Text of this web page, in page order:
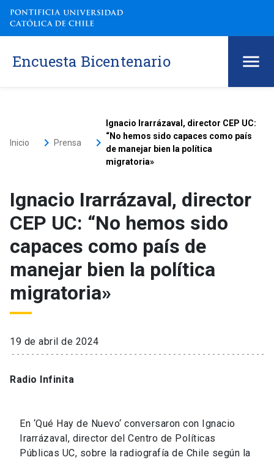
Encuesta Bicentenario
Inicio keyboard_arrow_right Prensa keyboard_arrow_right
Ignacio Irarrázaval, director CEP UC:
“No hemos sido capaces como país
de manejar bien la política
migratoria»
Ignacio Irarrázaval, director
CEP UC: “No hemos sido
capaces como país de
manejar bien la política
migratoria»
19 de abril de 2024
Radio Infinita
En ‘Qué Hay de Nuevo‘ conversaron con Ignacio
Irarrázaval, director del Centro de Políticas
Públicas UC, sobre la radiografía de Chile según la